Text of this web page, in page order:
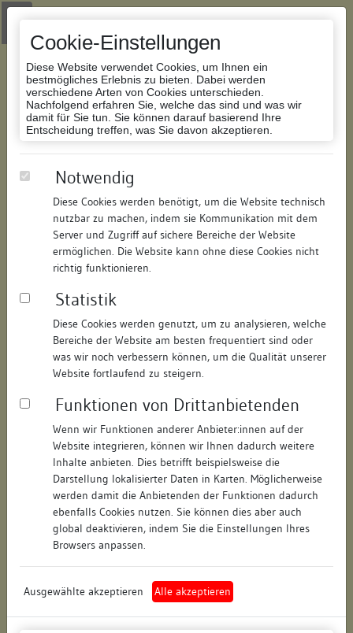
Cookie-Einstellungen
Diese Website verwendet Cookies, um Ihnen ein
bestmögliches Erlebnis zu bieten. Dabei werden
verschiedene Arten von Cookies unterschieden.
Nachfolgend erfahren Sie, welche das sind und was wir
damit für Sie tun. Sie können darauf basierend Ihre
Entscheidung treffen, was Sie davon akzeptieren.
Notwendig
Diese Cookies werden benötigt, um die Website technisch
nutzbar zu machen, indem sie Kommunikation mit dem
Server und Zugriff auf sichere Bereiche der Website
ermöglichen. Die Website kann ohne diese Cookies nicht
richtig funktionieren.
Statistik
Diese Cookies werden genutzt, um zu analysieren, welche
Bereiche der Website am besten frequentiert sind oder
was wir noch verbessern können, um die Qualität unserer
Website fortlaufend zu steigern.
Funktionen von Drittanbietenden
Wenn wir Funktionen anderer Anbieter:innen auf der
Website integrieren, können wir Ihnen dadurch weitere
Inhalte anbieten. Dies betrifft beispielsweise die
Darstellung lokalisierter Daten in Karten. Möglicherweise
werden damit die Anbietenden der Funktionen dadurch
ebenfalls Cookies nutzen. Sie können dies aber auch
global deaktivieren, indem Sie die Einstellungen Ihres
Browsers anpassen.
Ausgewählte akzeptieren Alle akzeptieren
Zur Navigation springen
Zum Inhalt der Website springen
Datenbank Bauforschung/Restaurierung
Donaustraße 7)
193166268017/ Datum: 21.03.2018
Datenbestand:
Bauforschung
Objektdaten
Straße: Neue Straße
Hausnummer:
Postleitzahl: 89073
Stadt-Teilort: Ulm
Regierungsbezirk: Tübingen
Ulm (Stadtkreis)
Flurstücknummer: keine
Historischer Straßenname: Donaustraße